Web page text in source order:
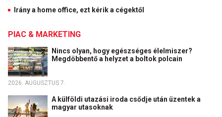
Irány a home office, ezt kérik a cégektől
PIAC & MARKETING
Nincs olyan, hogy egészséges élelmiszer?
Megdöbbentő a helyzet a boltok polcain
2026. AUGUSZTUS 7.
A külföldi utazási iroda csődje után üzentek a
magyar utasoknak